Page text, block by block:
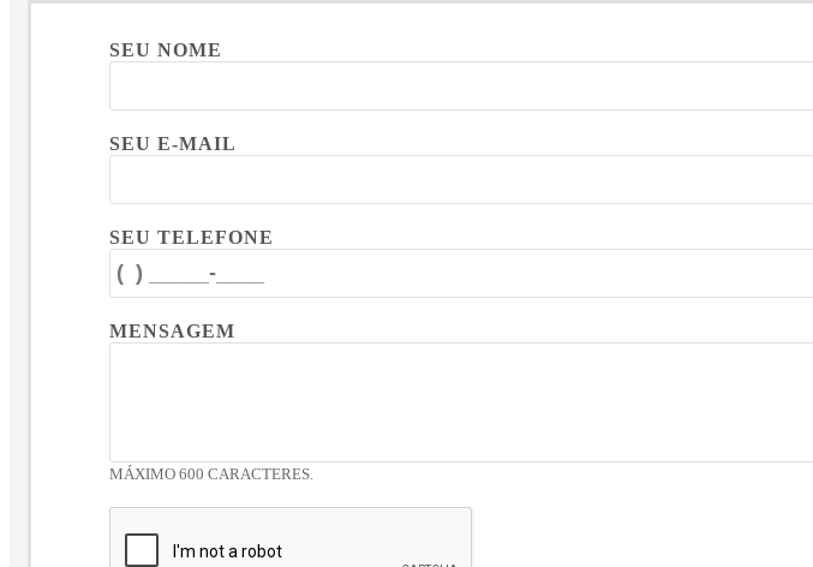
SEU NOME
SEU E-MAIL
SEU TELEFONE
MENSAGEM
MÁXIMO 600 CARACTERES.